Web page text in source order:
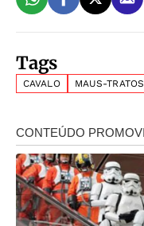
Tags
CAVALO MAUS-TRATOS